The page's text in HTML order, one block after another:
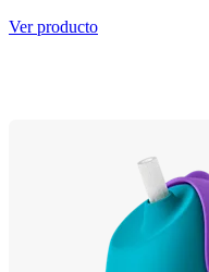
Ver producto